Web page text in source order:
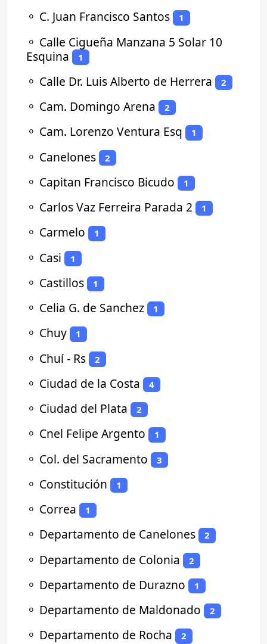
⚬ C. Juan Francisco Santos 1
⚬ Calle Cigueña Manzana 5 Solar 10
Esquina
1
⚬ Calle Dr. Luis Alberto de Herrera 2
⚬ Cam. Domingo Arena 2
⚬ Cam. Lorenzo Ventura Esq 1
⚬ Canelones 2
⚬ Capitan Francisco Bicudo 1
⚬ Carlos Vaz Ferreira Parada 2 1
⚬ Carmelo 1
⚬ Casi 1
⚬ Castillos 1
⚬ Celia G. de Sanchez 1
⚬ Chuy 1
⚬ Chuí - Rs 2
⚬ Ciudad de la Costa 4
⚬ Ciudad del Plata 2
⚬ Cnel Felipe Argento 1
⚬ Col. del Sacramento 3
⚬ Constitución 1
⚬ Correa 1
⚬ Departamento de Canelones 2
⚬ Departamento de Colonia 2
⚬ Departamento de Durazno 1
⚬ Departamento de Maldonado 2
⚬ Departamento de Rocha 2